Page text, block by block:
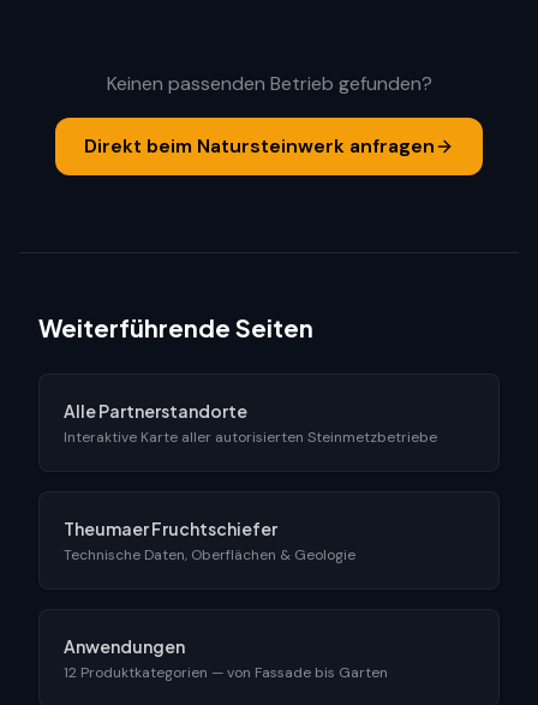
Keinen passenden Betrieb gefunden?
Direkt beim Natursteinwerk anfragen
Weiterführende Seiten
Alle Partnerstandorte
Interaktive Karte aller autorisierten Steinmetzbetriebe
Theumaer Fruchtschiefer
Technische Daten, Oberflächen & Geologie
Anwendungen
12 Produktkategorien — von Fassade bis Garten